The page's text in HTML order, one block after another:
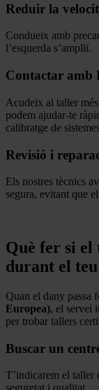
Reduir la
Condueix amb
l’esquerda s’ampliï.
Contactar amb
Acudeix al taller
podem ajudar-te
calibratge de
Revisió i
Els nostres tècnics
segura, evitant que
Què fer si el
durant el
Quan el dany passa
Europea), el servei
per trobar tallers
Buscar un
T’indicarem el taller